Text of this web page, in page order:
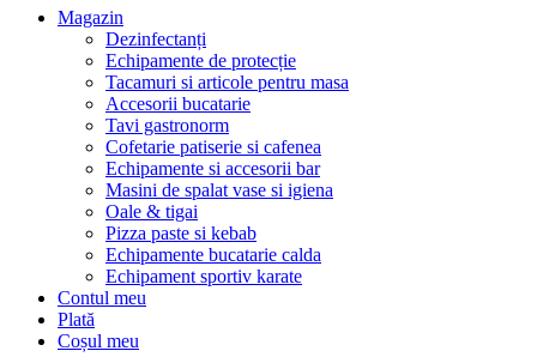
Magazin
Dezinfectanți
Echipamente de protecție
Tacamuri si articole pentru masa
Accesorii bucatarie
Tavi gastronorm
Cofetarie patiserie si cafenea
Echipamente si accesorii bar
Masini de spalat vase si igiena
Oale & tigai
Pizza paste si kebab
Echipamente bucatarie calda
Echipament sportiv karate
Contul meu
Plată
Coșul meu